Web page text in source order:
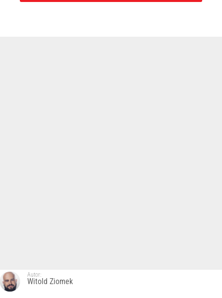
Autor:
Witold Ziomek